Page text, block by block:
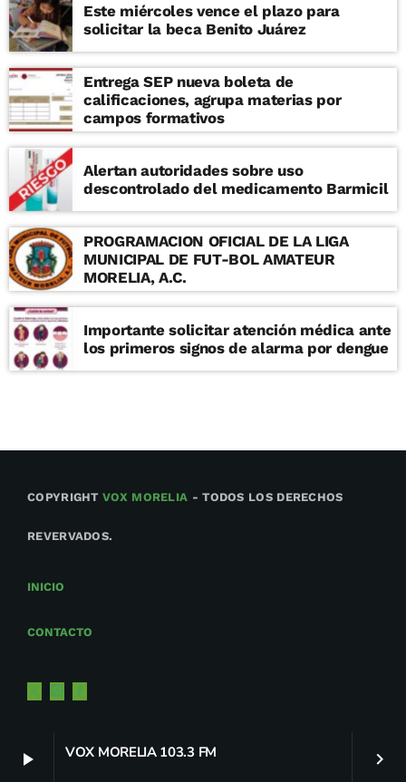
play_arrow VOX MORELIA 103.3 FM keyboard_arrow_right
Este miércoles vence el plazo para
solicitar la beca Benito Juárez
Entrega SEP nueva boleta de
calificaciones, agrupa materias por
campos formativos
Alertan autoridades sobre uso
descontrolado del medicamento Barmicil
PROGRAMACION OFICIAL DE LA LIGA
MUNICIPAL DE FUT-BOL AMATEUR
MORELIA, A.C.
Importante solicitar atención médica ante
los primeros signos de alarma por dengue
COPYRIGHTVOX MORELIA - TODOS LOS DERECHOS
REVERVADOS.
INICIO
CONTACTO